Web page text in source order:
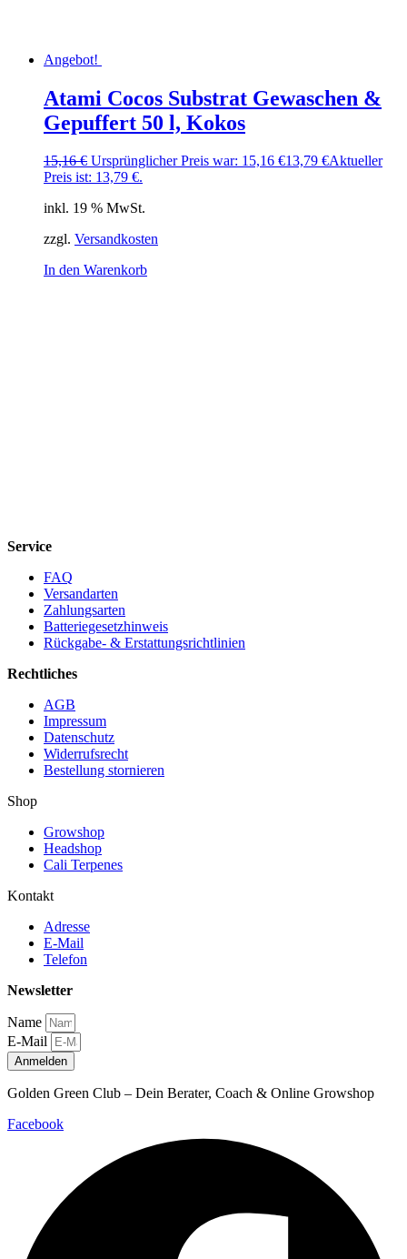
Angebot!
Atami Cocos Substrat Gewaschen &
Gepuffert 50 l, Kokos
15,16€ Ursprünglicher Preis war: 15,16 €13,79 €Aktueller
Preis ist: 13,79 €.
inkl. 19 % MwSt.
zzgl. Versandkosten
In den Warenkorb
Service
FAQ
Versandarten
Zahlungsarten
Batteriegesetzhinweis
Rückgabe- & Erstattungsrichtlinien
Rechtliches
AGB
Impressum
Datenschutz
Widerrufsrecht
Bestellung stornieren
Shop
Growshop
Headshop
Cali Terpenes
Kontakt
Adresse
E-Mail
Telefon
Newsletter
Name
E-Mail
Anmelden
Golden Green Club – Dein Berater, Coach & Online Growshop
Facebook